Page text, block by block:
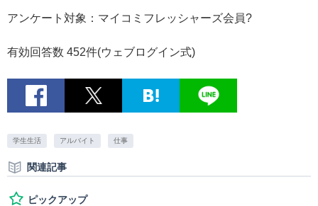
アンケート対象：マイコミフレッシャーズ会員?
有効回答数 452件(ウェブログイン式)
学生生活 アルバイト 仕事
関連記事
ピックアップ